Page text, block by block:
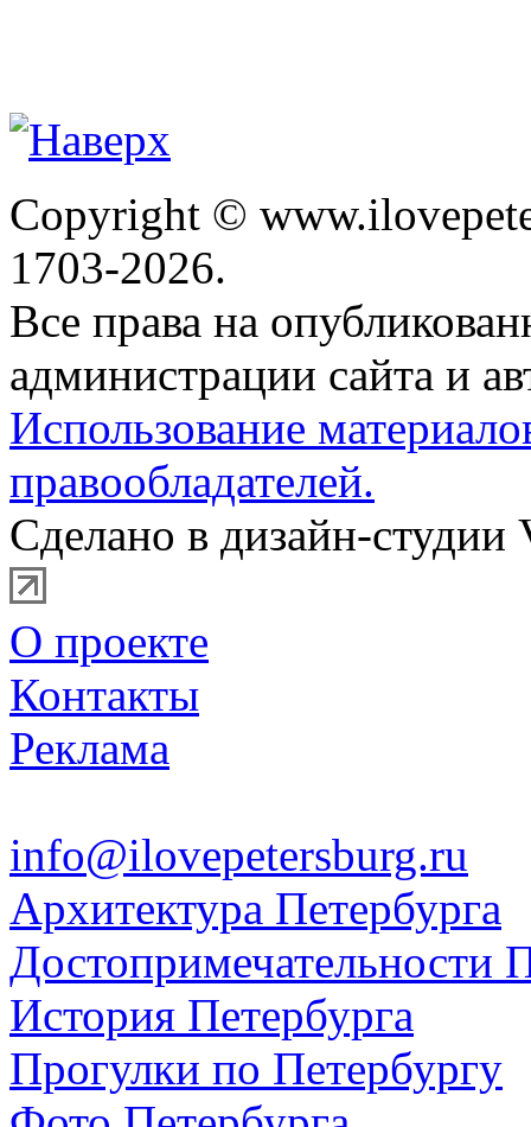
Copyright ©
1703-2026.
Все права на
администрации сайта и
Использование
правообладателей.
Сделано в дизайн-студии
О проекте
Контакты
Реклама
info@ilovepetersburg.ru
Архитектура Петербурга
Достопримечательности
История Петербурга
Прогулки по Петербургу